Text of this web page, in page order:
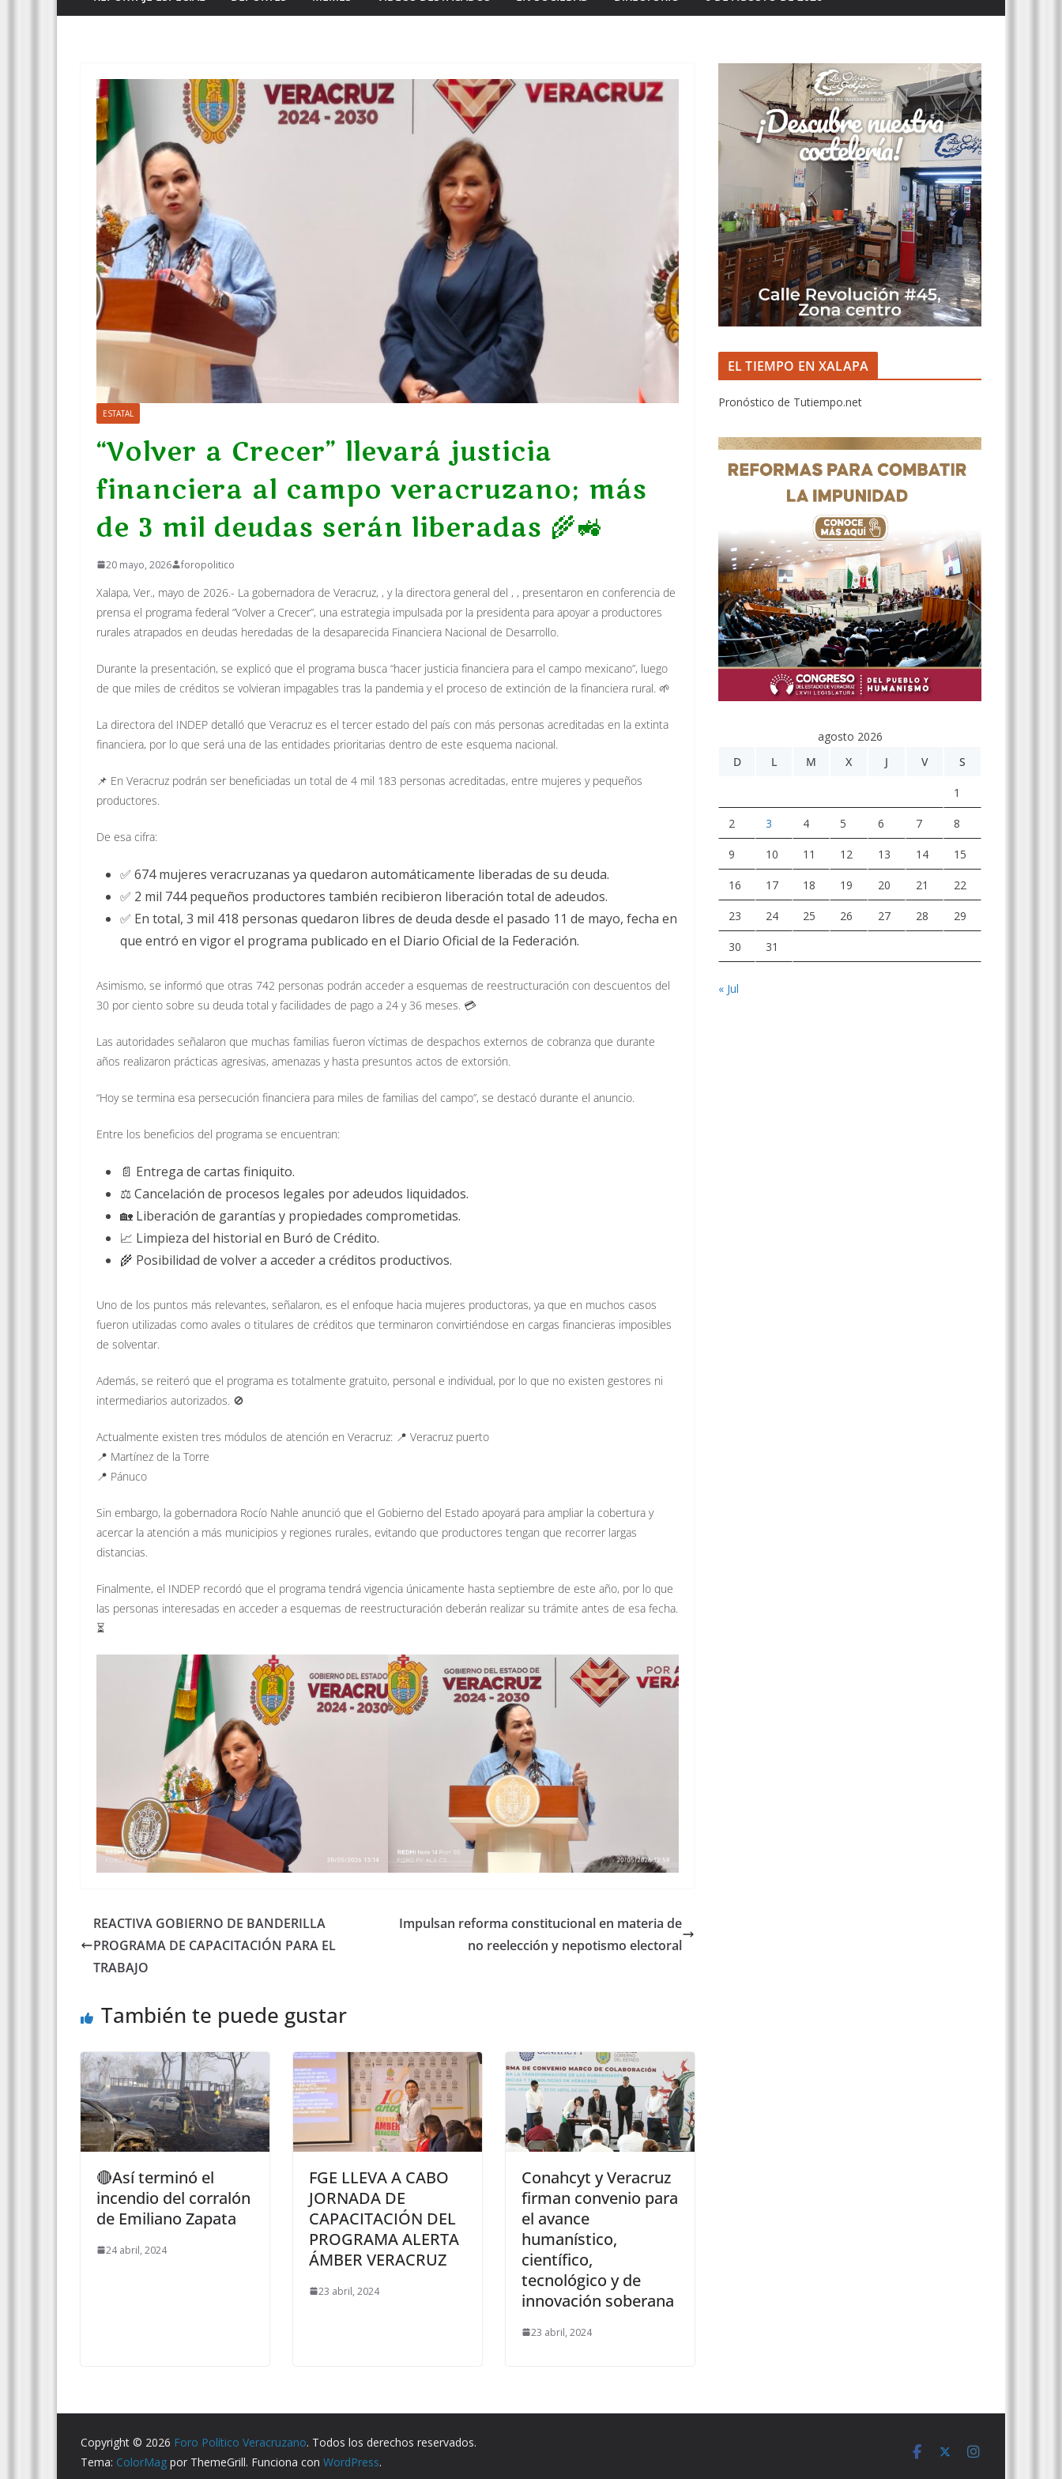
ESTATAL
“Volver a Crecer” llevará justicia
financiera al campo veracruzano; más
de 3 mil deudas serán liberadas 🌾🚜
20 mayo, 2026 foropolitico
Xalapa, Ver., mayo de 2026.- La gobernadora de Veracruz, , y la directora general del , , presentaron en conferencia de
prensa el programa federal “Volver a Crecer”, una estrategia impulsada por la presidenta para apoyar a productores
rurales atrapados en deudas heredadas de la desaparecida Financiera Nacional de Desarrollo.
Durante la presentación, se explicó que el programa busca “hacer justicia financiera para el campo mexicano”, luego
de que miles de créditos se volvieran impagables tras la pandemia y el proceso de extinción de la financiera rural. 🌱
La directora del INDEP detalló que Veracruz es el tercer estado del país con más personas acreditadas en la extinta
financiera, por lo que será una de las entidades prioritarias dentro de este esquema nacional.
📌 En Veracruz podrán ser beneficiadas un total de 4 mil 183 personas acreditadas, entre mujeres y pequeños
productores.
De esa cifra:
✅ 674 mujeres veracruzanas ya quedaron automáticamente liberadas de su deuda.
✅ 2 mil 744 pequeños productores también recibieron liberación total de adeudos.
✅ En total, 3 mil 418 personas quedaron libres de deuda desde el pasado 11 de mayo, fecha en
que entró en vigor el programa publicado en el Diario Oficial de la Federación.
Asimismo, se informó que otras 742 personas podrán acceder a esquemas de reestructuración con descuentos del
30 por ciento sobre su deuda total y facilidades de pago a 24 y 36 meses. 💳
Las autoridades señalaron que muchas familias fueron víctimas de despachos externos de cobranza que durante
años realizaron prácticas agresivas, amenazas y hasta presuntos actos de extorsión.
“Hoy se termina esa persecución financiera para miles de familias del campo”, se destacó durante el anuncio.
Entre los beneficios del programa se encuentran:
📄 Entrega de cartas finiquito.
⚖️ Cancelación de procesos legales por adeudos liquidados.
🏡 Liberación de garantías y propiedades comprometidas.
📈 Limpieza del historial en Buró de Crédito.
🌾 Posibilidad de volver a acceder a créditos productivos.
Uno de los puntos más relevantes, señalaron, es el enfoque hacia mujeres productoras, ya que en muchos casos
fueron utilizadas como avales o titulares de créditos que terminaron convirtiéndose en cargas financieras imposibles
de solventar.
Además, se reiteró que el programa es totalmente gratuito, personal e individual, por lo que no existen gestores ni
intermediarios autorizados. 🚫
Actualmente existen tres módulos de atención en Veracruz: 📍 Veracruz puerto
📍 Martínez de la Torre
📍 Pánuco
Sin embargo, la gobernadora Rocío Nahle anunció que el Gobierno del Estado apoyará para ampliar la cobertura y
acercar la atención a más municipios y regiones rurales, evitando que productores tengan que recorrer largas
distancias.
Finalmente, el INDEP recordó que el programa tendrá vigencia únicamente hasta septiembre de este año, por lo que
las personas interesadas en acceder a esquemas de reestructuración deberán realizar su trámite antes de esa fecha.
⏳
REACTIVA GOBIERNO DE BANDERILLA
PROGRAMA DE CAPACITACIÓN PARA EL
TRABAJO
Impulsan reforma constitucional en materia de
no reelección y nepotismo electoral
También te puede gustar
🔴Así terminó el
incendio del corralón
de Emiliano Zapata
24 abril, 2024
FGE LLEVA A CABO
JORNADA DE
CAPACITACIÓN DEL
PROGRAMA ALERTA
ÁMBER VERACRUZ
23 abril, 2024
Conahcyt y Veracruz
firman convenio para
el avance
humanístico,
científico,
tecnológico y de
innovación soberana
23 abril, 2024
EL TIEMPO EN XALAPA
Pronóstico de Tutiempo.net
agosto 2026
D
L M X J V S
1
2 3 4 5 6 7 8
9 10 11 12 13 14 15
16 17 18 19 20 21 22
23 24 25 26 27 28 29
30 31
« Jul
Copyright © 2026 Foro Político Veracruzano. Todos los derechos reservados.
Tema: ColorMag por ThemeGrill. Funciona con WordPress.